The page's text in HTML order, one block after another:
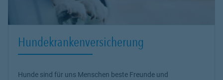
Hundekrankenversicherung
Hunde sind für uns Menschen beste Freunde und